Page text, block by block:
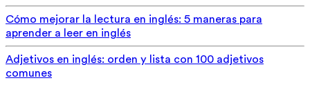
Cómo mejorar la lectura en inglés: 5 maneras para
aprender a leer en inglés
Adjetivos en inglés: orden y lista con 100 adjetivos
comunes